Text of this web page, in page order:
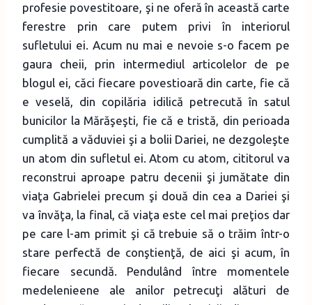
profesie povestitoare, şi ne oferă în această carte
ferestre prin care putem privi în interiorul
sufletului ei. Acum nu mai e nevoie s-o facem pe
gaura cheii, prin intermediul articolelor de pe
blogul ei, căci fiecare povestioară din carte, fie că
e veselă, din copilăria idilică petrecută în satul
bunicilor la Mărăşeşti, fie că e tristă, din perioada
cumplită a văduviei şi a bolii Dariei, ne dezgoleşte
un atom din sufletul ei. Atom cu atom, cititorul va
reconstrui aproape patru decenii şi jumătate din
viaţa Gabrielei precum şi două din cea a Dariei şi
va învăţa, la final, că viaţa este cel mai preţios dar
pe care l-am primit şi că trebuie să o trăim într-o
stare perfectă de conştienţă, de aici şi acum, în
fiecare secundă. Pendulând între momentele
medelenieene ale anilor petrecuţi alături de